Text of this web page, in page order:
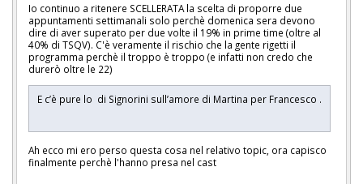
Io continuo a ritenere SCELLERATA la scelta di proporre due
appuntamenti settimanali solo perchè domenica sera devono
dire di aver superato per due volte il 19% in prime time (oltre al
40% di TSQV). C'è veramente il rischio che la gente rigetti il
programma perchè il troppo è troppo (e infatti non credo che
durerò oltre le 22)
E c’è pure lo di Signorini sull’amore di Martina per Francesco .
Ah ecco mi ero perso questa cosa nel relativo topic, ora capisco
finalmente perchè l'hanno presa nel cast